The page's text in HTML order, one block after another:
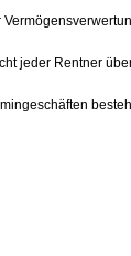
jeder Rentner